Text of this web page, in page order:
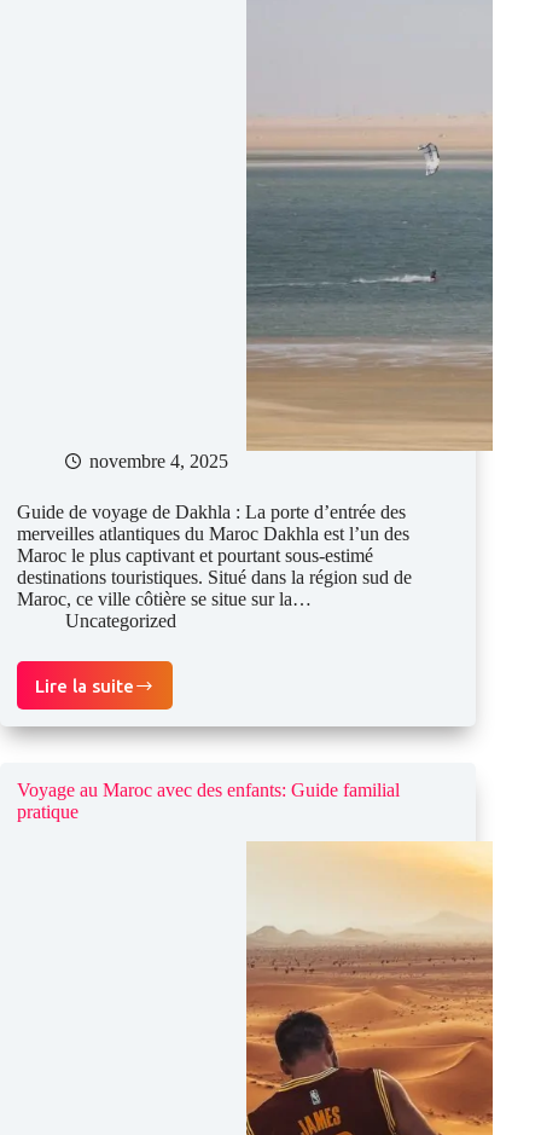
novembre 4, 2025
Guide de voyage de Dakhla : La porte d’entrée des
merveilles atlantiques du Maroc Dakhla est l’un des
Maroc le plus captivant et pourtant sous-estimé
destinations touristiques. Situé dans la région sud de
Maroc, ce ville côtière se situe sur la…
Uncategorized
Lire la suite
Guide
de
voyage
Voyage au Maroc avec des enfants: Guide familial
pratique